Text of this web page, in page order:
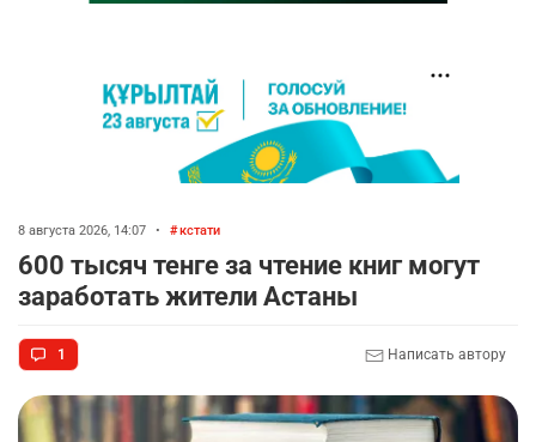
8 августа 2026, 14:07 • кстати
600 тысяч тенге за чтение книг могут
заработать жители Астаны
1 Написать автору